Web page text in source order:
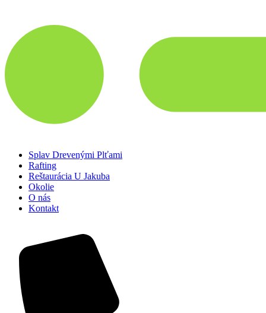
Splav Drevenými Plťami
Rafting
Reštaurácia U Jakuba
Okolie
O nás
Kontakt